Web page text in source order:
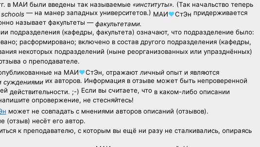
в МАИ были введены так называемые «институты». (Так начальство теперь
schools— на манер западных университетов.) МАИ♥СтЭн придерживается
называет факультеты —факультетами.
подразделения (кафедры, факультета) означают, что подразделение было:
расформировано; включено в состав другого подразделения (кафедры,
некоторых подразделений (ныне реорганизованных или упразднённых)
о преподавателе.
на МАИ♥СтЭн, отражают личныйопыт и являются
суждениямиих авторов. Информация в отзыве может быть непроверенной
действительности. ;-) Если вы считаете, что в каком-либо описании
опровержение, не стесняйтесь!
может не совпадать с мнениями авторов описаний (отзывов).
(отзыв) несёт его автор.
к преподавателю, с которым вы ещё ни разу не сталкивались, опираясь